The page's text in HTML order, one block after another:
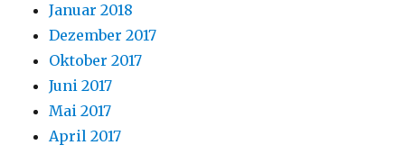
Januar 2018
Dezember 2017
Oktober 2017
Juni 2017
Mai 2017
April 2017